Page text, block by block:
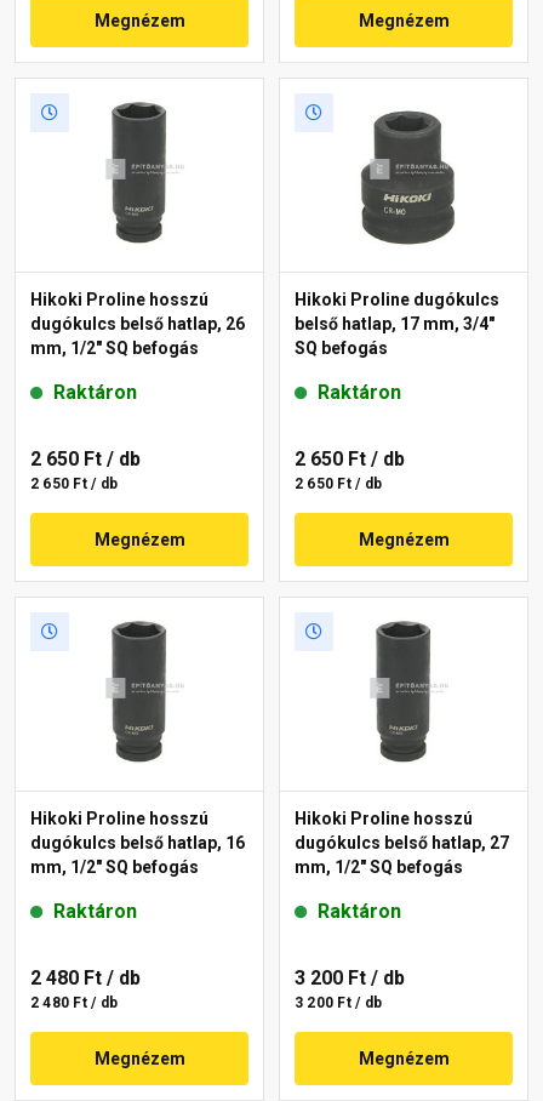
Megnézem Megnézem
Hikoki Proline hosszú
dugókulcs belső hatlap, 26
mm, 1/2" SQ befogás
Raktáron
2 650 Ft / db
2 650 Ft / db
Megnézem
Hikoki Proline dugókulcs
belső hatlap, 17 mm, 3/4"
SQ befogás
Raktáron
2 650 Ft / db
2 650 Ft / db
Megnézem
Hikoki Proline hosszú
dugókulcs belső hatlap, 16
mm, 1/2" SQ befogás
Raktáron
2 480 Ft / db
2 480 Ft / db
Megnézem
Hikoki Proline hosszú
dugókulcs belső hatlap, 27
mm, 1/2" SQ befogás
Raktáron
3 200 Ft / db
3 200 Ft / db
Megnézem